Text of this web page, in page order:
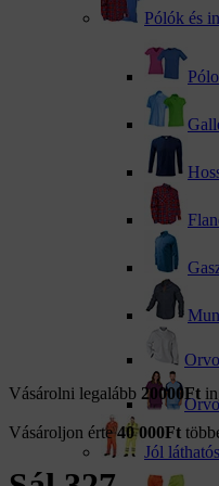
Pólók és
Jól
Vásárolni legalább 20000Ft
Vásároljon érte40 000Ft